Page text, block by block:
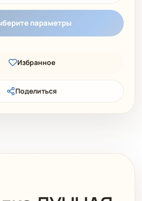
параметры
Избранное
Поделиться